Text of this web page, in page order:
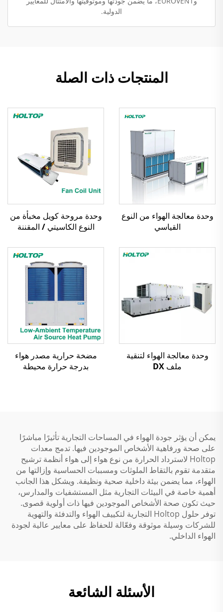
الدولية.
المنتجات ذات الصلة
وحدة معالجة الهواء من النوع
القياسي
وحدة مروحة كويل مخبأة من
النوع الكاسيتي / المقننة
وحدة معالجة الهواء لتنقية
ملف DX
مضخة حرارية مصدر هواء
بدرجة حرارة محيطة
يمكن أن يؤثر جودة الهواء في المساحات التجارية تأثيرًا مباشرًا
على صحة ورفاهية الأشخاص الموجودين فيها. تدمج معدات
Holtop لاسترداد الحرارة من نوع هواء إلى هواء أنظمة ترشيح
متقدمة تقوم بالتقاط الملوثات ومسببات الحساسية وإزالتها من
الهواء، مما يضمن بيئة داخلية صحية ونظيفة. ويشكل هذا الجانب
أهمية خاصة في البيئات التجارية مثل المستشفيات والمدارس،
حيث تكون صحة الأشخاص الموجودين فيها ذات أولوية قصوى.
توفر حلول Holtop التجارية لتكييف الهواء والتدفئة والتهوية
للشركات وسيلة موثوقة وفعّالة للحفاظ على معايير عالية لجودة
الهواء الداخلي.
الأسئلة الشائعة